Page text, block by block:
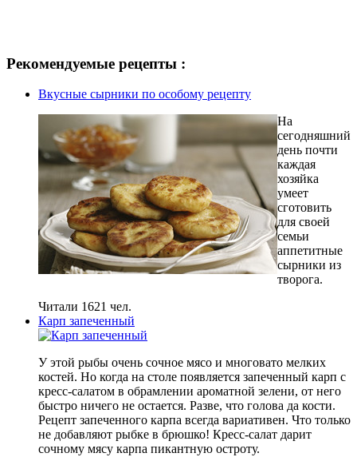
Рекомендуемые рецепты :
Вкусные сырники по особому рецепту
На
сегодняшний
день почти
каждая
хозяйка
умеет
сготовить
для своей
семьи
аппетитные
сырники из
творога.
Читали 1621 чел.
Карп запеченный
У этой рыбы очень сочное мясо и многовато мелких
костей. Но когда на столе появляется запеченный карп с
кресс-салатом в обрамлении ароматной зелени, от него
быстро ничего не остается. Разве, что голова да кости.
Рецепт запеченного карпа всегда вариативен. Что только
не добавляют рыбке в брюшко! Кресс-салат дарит
сочному мясу карпа пикантную остроту.